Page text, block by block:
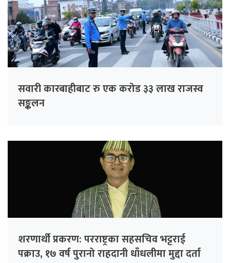
सवारी कारबाहीबाट रु एक करोड ३३ लाख राजस्व
सङ्कलन
शरणार्थी प्रकरण: परराष्ट्रका सहसचिव भट्टराई
पक्राउ, १७ वर्ष पुरानो राहदानी धाँधलीमा मुद्दा दर्ता